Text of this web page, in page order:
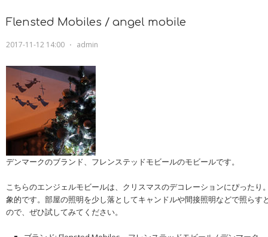
Flensted Mobiles / angel mobile
2017-11-12 14:00 ⋅ admin
デンマークのブランド、フレンステッドモビールのモビールです。
こちらのエンジェルモビールは、クリスマスのデコレーションにぴったり
象的です。部屋の照明を少し落としてキャンドルや間接照明などで照らす
ので、ぜひ試してみてください。